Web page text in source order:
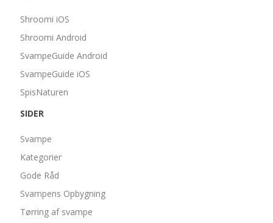
Shroomi iOS
Shroomi Android
SvampeGuide Android
SvampeGuide iOS
SpisNaturen
SIDER
Svampe
Kategorier
Gode Råd
Svampens Opbygning
Tørring af svampe